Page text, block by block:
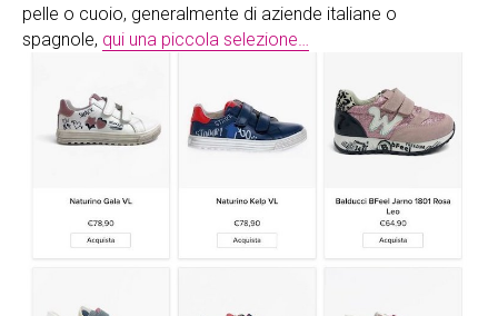
pelle o cuoio, generalmente di aziende italiane o
spagnole, qui una piccola selezione…